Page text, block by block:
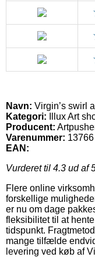
Navn: Virgin’s swirl
Kategori: Illux Art
Producent:
Varenummer: 13766
EAN:
Vurderet til 4.3 ud af
Flere online
forskellige
er nu om dage
fleksibilitet til at
tidspunkt.
mange tilfælde
levering ved køb af